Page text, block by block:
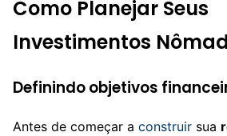
Como Planejar Seus
Investimentos
Definindo objetivos
Antes de começar a construir sua